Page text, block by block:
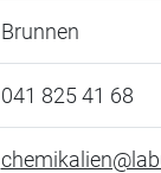
Brunnen
041 825 41 68